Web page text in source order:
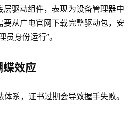
驱动组件，表现为设备管理器中
从广电官网下载完整驱动包，安
身份运行”。
蝶效应
系，证书过期会导致握手失败。